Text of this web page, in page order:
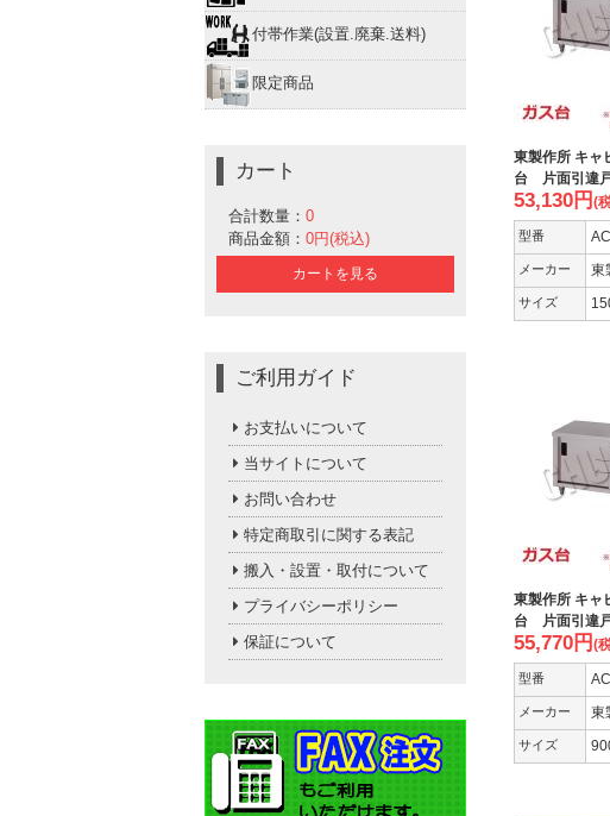
付帯作業(設置.廃棄.送料)
限定商品
カート
合計数量： 0
商品金額： 0円(税込)
カートを見る
ご利用ガイド
お支払いについて
当サイトについて
お問い合わせ
特定商取引に関する表記
搬入・設置・取付について
プライバシーポリシー
保証について
東製作所 キャ
台 片面引違
53,130円 (
型番
メーカー 東
サイズ
東製作所 キャ
台 片面引違
55,770円 (
型番
メーカー 東
サイズ